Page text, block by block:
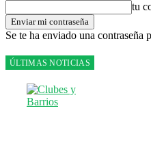
tu
Se te ha enviado una contraseña
ÚLTIMAS NOTICIAS